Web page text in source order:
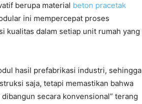
berupa material beton pracetak
ini mempercepat proses
kualitas dalam setiap unit rumah yang
hasil prefabrikasi industri, sehingga
saja, tetapi memastikan bahwa
secara konvensional” terang